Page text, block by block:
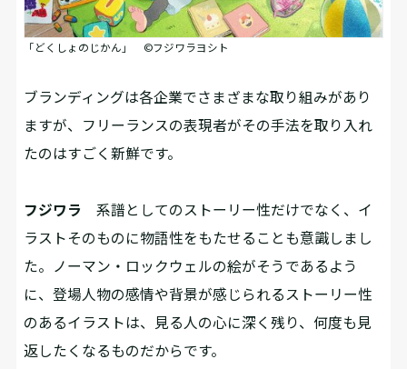
「どくしょのじかん」 ©フジワラヨシト
――ブランディングは各企業でさまざまな取り組みがあり
ますが、フリーランスの表現者がその手法を取り入れ
たのはすごく新鮮です。
フジワラ
系譜としてのストーリー性だけでなく、イ
ラストそのものに物語性をもたせることも意識しまし
た。ノーマン・ロックウェルの絵がそうであるよう
に、登場人物の感情や背景が感じられるストーリー性
のあるイラストは、見る人の心に深く残り、何度も見
返したくなるものだからです。